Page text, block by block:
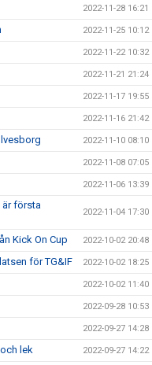
2022-11-28 16:21
2022-11-25 10:12
2022-11-22 10:32
2022-11-21 21:24
2022-11-17 19:55
2022-11-16 21:42
2022-11-10 08:10
2022-11-08 07:05
2022-11-06 13:39
är första
2022-11-04 17:30
Kick On Cup 2022-10-02 20:48
för TG&IF 2022-10-02 18:25
2022-10-02 11:40
2022-09-28 10:53
2022-09-27 14:28
lek 2022-09-27 14:22